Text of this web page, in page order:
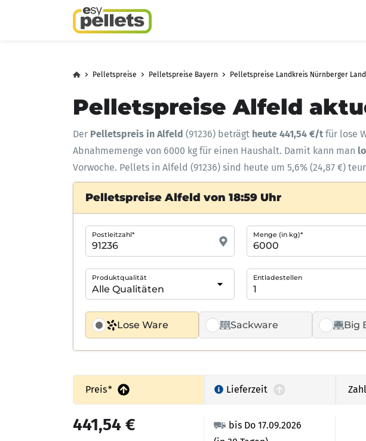
Pelletspreise Pelletspreise Bayern Pelletspreise Landkreis Nürnberger Land
Pelletspreise Alfeld
Der Pelletspreis in Alfeld (91236) beträgt heute 441,54 €/t für lose
Abnahmemenge von 6000 kg für einen Haushalt. Damit kann man
Vorwoche. Pellets in Alfeld (91236) sind heute um 5,6% (24,87 €)
Pelletspreise Alfeld von 18:59 Uhr
Lose Ware Sackware Big
Postleitzahl* Menge (in kg)*
Produktqualität Entladestellen
Preis* Lieferzeit
bis Do 17.09.2026
441,54 €